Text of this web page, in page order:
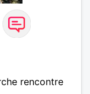
rencontre